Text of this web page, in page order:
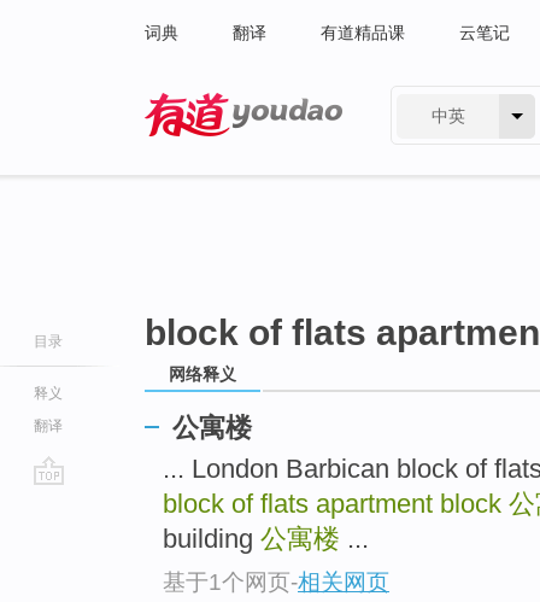
词典 翻译 有道精品课 云笔记
中英
目录
释义
翻译
block of flats
网络释义
公寓楼
... London Barbican block of
block of flats apartment block
building 公寓楼 ...
基于1个网页-相关网页